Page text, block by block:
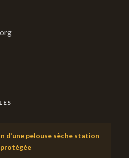
d’une pelouse sèche station
protégée